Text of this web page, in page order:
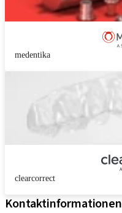
medentika
clearcorrect
Kontaktinformationen